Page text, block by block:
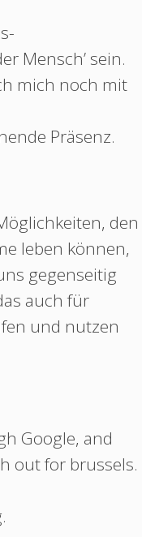
Mensch’ sein.
mich noch mit
Präsenz.
den
leben können,
gegenseitig
auch für
und nutzen
Google, and
out for brussels.